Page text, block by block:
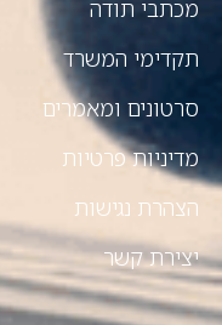
מכתבי תודה
תקדימי המשרד
סרטונים ומאמרים
מדיניות פרטיות
הצהרת נגישות
יצירת קשר